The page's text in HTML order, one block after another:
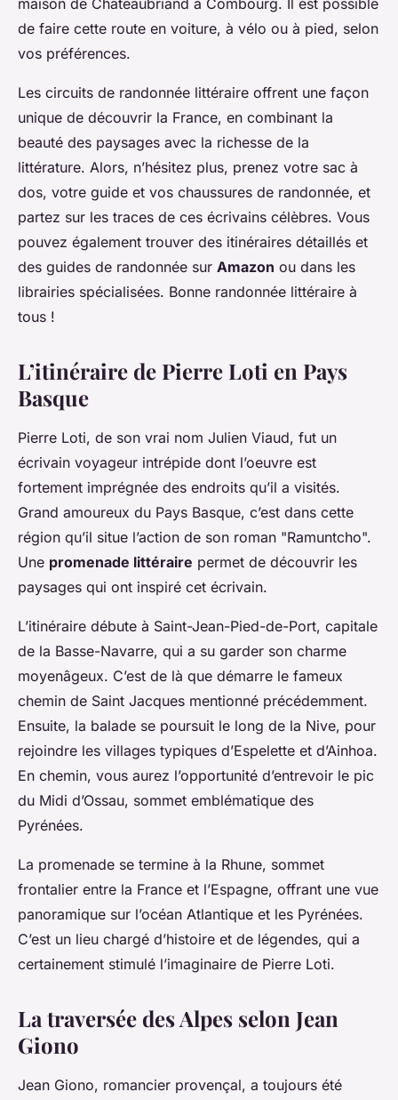
maison de Chateaubriand à Combourg. Il est possible
de faire cette route en voiture, à vélo ou à pied, selon
vos préférences.
Les circuits de randonnée littéraire offrent une façon
unique de découvrir la France, en combinant la
beauté des paysages avec la richesse de la
littérature. Alors, n’hésitez plus, prenez votre sac à
dos, votre guide et vos chaussures de randonnée, et
partez sur les traces de ces écrivains célèbres. Vous
pouvez également trouver des itinéraires détaillés et
des guides de randonnée sur Amazon ou dans les
librairies spécialisées. Bonne randonnée littéraire à
tous !
L’itinéraire de Pierre Loti en Pays
Basque
Pierre Loti, de son vrai nom Julien Viaud, fut un
écrivain voyageur intrépide dont l’oeuvre est
fortement imprégnée des endroits qu’il a visités.
Grand amoureux du Pays Basque, c’est dans cette
région qu’il situe l’action de son roman "Ramuntcho".
Une promenade littéraire permet de découvrir les
paysages qui ont inspiré cet écrivain.
L’itinéraire débute à Saint-Jean-Pied-de-Port, capitale
de la Basse-Navarre, qui a su garder son charme
moyenâgeux. C’est de là que démarre le fameux
chemin de Saint Jacques mentionné précédemment.
Ensuite, la balade se poursuit le long de la Nive, pour
rejoindre les villages typiques d’Espelette et d’Ainhoa.
En chemin, vous aurez l’opportunité d’entrevoir le pic
du Midi d’Ossau, sommet emblématique des
Pyrénées.
La promenade se termine à la Rhune, sommet
frontalier entre la France et l’Espagne, offrant une vue
panoramique sur l’océan Atlantique et les Pyrénées.
C’est un lieu chargé d’histoire et de légendes, qui a
certainement stimulé l’imaginaire de Pierre Loti.
La traversée des Alpes selon Jean
Giono
Jean Giono, romancier provençal, a toujours été